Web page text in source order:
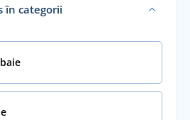
în categorii